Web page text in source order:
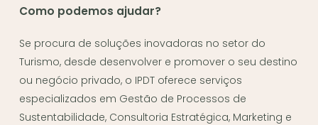
Como podemos ajudar?
Se procura de soluções inovadoras no setor do
Turismo, desde desenvolver e promover o seu destino
ou negócio privado, o IPDT oferece serviços
especializados em Gestão de Processos de
Sustentabilidade, Consultoria Estratégica, Marketing e